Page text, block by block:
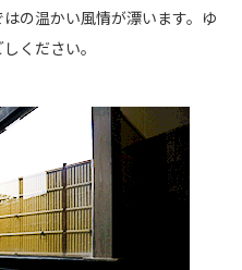
の温かい風情が漂います。ゆ
ください。